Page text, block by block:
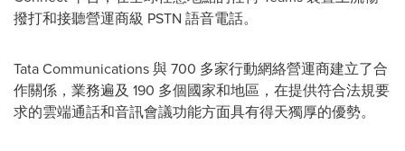
撥打和接聽營運商級 PSTN 語音電話。
Tata Communications 與 700 多家行動網絡營運商建立了合
作關係，業務遍及 190 多個國家和地區，在提供符合法規要
求的雲端通話和音訊會議功能方面具有得天獨厚的優勢。